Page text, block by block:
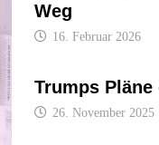
Weg
16. Februar 2026
Trumps
26. November 2025